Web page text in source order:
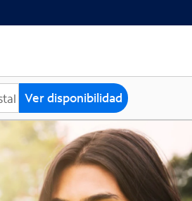
Ver disponibilidad